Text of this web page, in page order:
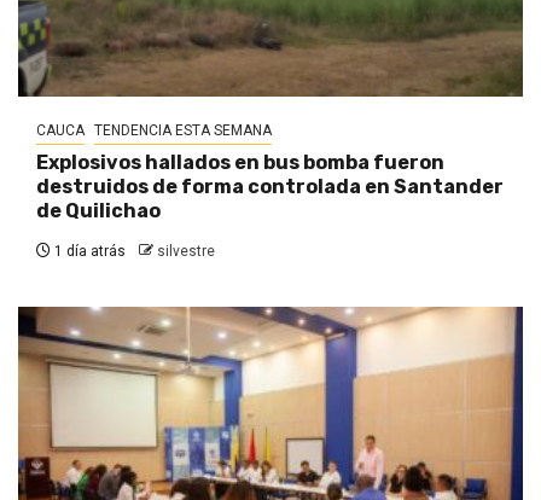
CAUCA TENDENCIA ESTA SEMANA
Explosivos hallados en bus bomba fueron
destruidos de forma controlada en Santander
de Quilichao
1 día atrás silvestre